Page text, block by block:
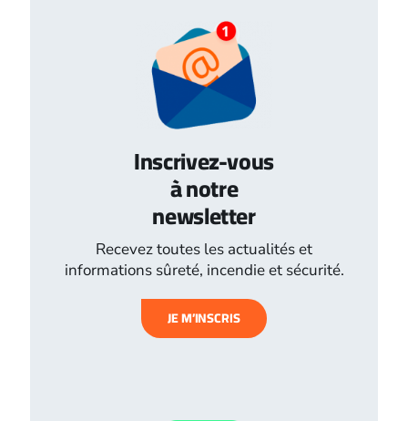
Inscrivez-vous
à notre
newsletter
Recevez toutes les actualités et
informations sûreté, incendie et sécurité.
JE M’INSCRIS